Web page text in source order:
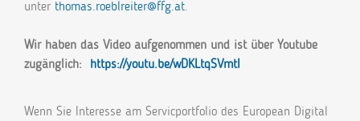
unter thomas.roeblreiter@ffg.at
Wir haben das Video aufgenommen und ist über Youtube
zugänglich: https://youtu.be/wDKLtqSVmtI
Wenn Sie Interesse am Servicportfolio des European Digital